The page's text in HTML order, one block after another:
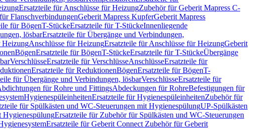
Ersatzteile für Anschlüsse für HeizungZubehör für Geberit Mapress C-
FlanschverbindungenGeberit Mapress KupferGeberit Mapress
für BögenT-StückeErsatzteile für T-StückeInnenliegende
lösbarErsatzteile für Übergänge und Verbindungen,
HeizungAnschlüsse für HeizungErsatzteile für Anschlüsse für HeizungGeberit
BögenErsatzteile für BögenT-StückeErsatzteile für T-StückeÜbergänge
VerschlüsseErsatzteile für VerschlüsseAnschlüsseErsatzteile für
Ersatzteile für ReduktionenBögenErsatzteile für BögenT-
für Übergänge und Verbindungen, lösbarVerschlüsseErsatzteile für
für Rohre und FittingsAbdeckungen für RohreBefestigungen für
HygienespüleinheitenErsatzteile für HygienespüleinheitenZubehör für
für Spülkästen und WC-Steuerungen mit HygienespülungUP-Spülkästen
HygienespülungErsatzteile für Zubehör für Spülkästen und WC-Steuerungen
Ersatzteile für Geberit Connect Zubehör für Geberit